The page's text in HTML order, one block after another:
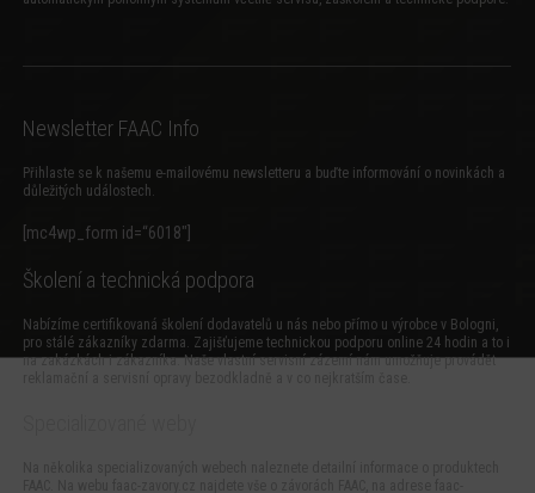
Newsletter FAAC Info
Přihlaste se k našemu e-mailovému newsletteru a buďte informování o novinkách a
důležitých událostech.
[mc4wp_form id=“6018″]
Školení a technická podpora
Nabízíme certifikovaná školení dodavatelů u nás nebo přímo u výrobce v Bologni,
pro stálé zákazníky zdarma. Zajišťujeme technickou podporu online 24 hodin a to i
na zakázkách i zákazníka. Naše vlastní servisní zázemí nám umožňuje provádět